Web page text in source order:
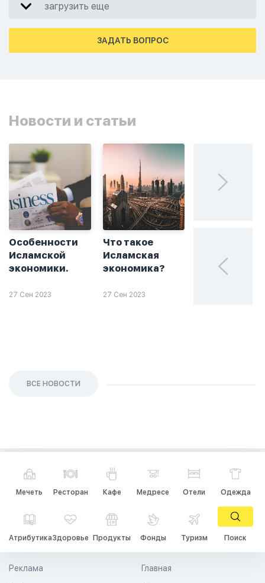
ошибиться и то что намаз не
примется,совершила истихар во время
загрузить еще
ЗАДАТЬ ВОПРОС
Новости и статьи
Особенности
Исламской
экономики.
27 Сен 2023
Что такое
Исламская
экономика?
27 Сен 2023
халяльное
ВСЕ НОВОСТИ
Мечеть Ресторан Кафе Медресе Отели Одежда
АтрибутикаЗдоровье Продукты Фонды Туризм Поиск
Главная
Реклама